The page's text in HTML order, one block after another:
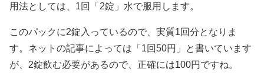
用法としては、1回「2錠」水で服用します。
このパックに2錠入っているので、実質1回分となりま
す。ネットの記事によっては「1回50円」と書いています
が、2錠飲む必要があるので、正確には100円ですね。